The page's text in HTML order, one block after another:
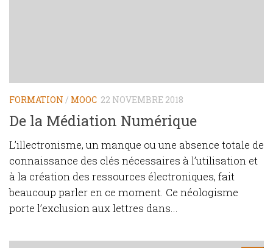
FORMATION / MOOC 22 NOVEMBRE 2018
De la Médiation Numérique
L’illectronisme, un manque ou une absence totale de
connaissance des clés nécessaires à l’utilisation et
à la création des ressources électroniques, fait
beaucoup parler en ce moment. Ce néologisme
porte l’exclusion aux lettres dans...